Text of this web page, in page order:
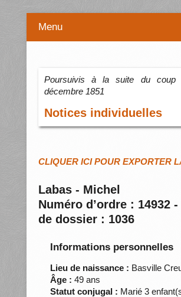
Menu
Poursuivis à la suite du coup
décembre 1851
Notices individuelles
CLIQUER ICI POUR EXPORTER
Labas - Michel
Numéro d’ordre : 14932
de dossier : 1036
Informations personnelles
Lieu de naissance : Basville
Âge : 49 ans
Statut conjugal : Marié 3